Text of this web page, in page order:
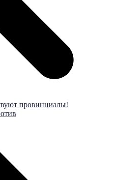
провинциалы!